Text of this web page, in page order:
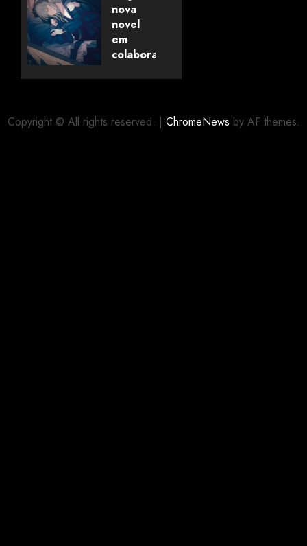
pela
Universo
dos
Livros
nova
novel
em
colaboração
Copyright © All rights reserved. | ChromeNews by AF themes.